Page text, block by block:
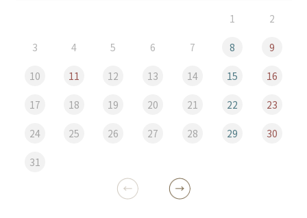
1 2
3 4 5 6 7 8 9
10 11 12 13 14 15 16
17 18 19 20 21 22 23
24 25 26 27 28 29 30
31